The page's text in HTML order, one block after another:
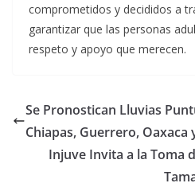
comprometidos y decididos a
garantizar que las personas
respeto y apoyo que merecen.
Se Pronostican Lluvias
Chiapas, Guerrero, Oaxaca
Injuve Invita a la Toma